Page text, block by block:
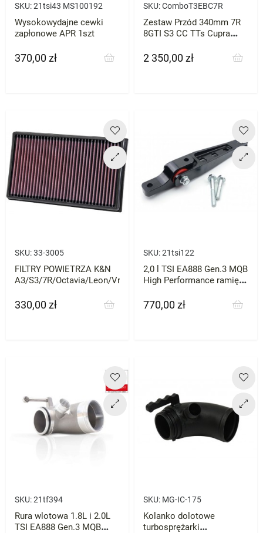
SKU:21tsi43 MS100192
Wysokowydajne cewki
zapłonowe APR 1szt
Cena
370,00 zł
SKU:ComboT3EBC7R
Zestaw Przód 340mm 7R
8GTI S3 CC TTs Cupra
Yellowstuf
Cena
2 350,00 zł
SKU:33-3005
FILTRY POWIETRZA K&N
A3/S3/7R/Octavia/Leon/Vrs
Cena
330,00 zł
SKU:21tsi122
2,0 l TSI EA888 Gen.3 MQB
High Performance ramię
Cena
770,00 zł
SKU:21tf394
Rura wlotowa 1.8L i 2.0L
TSI EA888 Gen.3 MQB
SKU: MG-IC-175
Kolanko dolotowe
turbosprężarki